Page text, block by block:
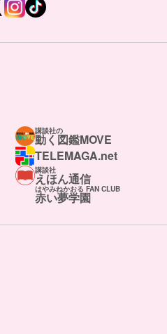
講談社の
動く図鑑MOVE
TELEMAGA.net
講談社
えほん通信
はやみねかおる FAN CLUB
赤い夢学園